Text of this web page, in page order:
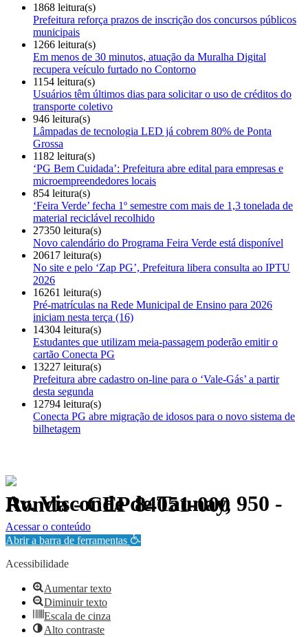
1868 leitura(s)
Prefeitura reforça prazos de inscrição dos concursos públicos
municipais
1266 leitura(s)
Em menos de 30 minutos, atuação da Muralha Digital
recupera veículo furtado no Contorno
1154 leitura(s)
Usuários têm últimos dias para solicitar o uso de créditos do
transporte coletivo
946 leitura(s)
Lâmpadas de tecnologia LED já cobrem 80% de Ponta
Grossa
1182 leitura(s)
‘PG Bem Cuidada’: Prefeitura abre edital para empresas e
microempreendedores locais
854 leitura(s)
‘Feira Verde’ fecha 1º semestre com mais de 1,3 tonelada de
material reciclável recolhido
27350 leitura(s)
Novo calendário do Programa Feira Verde está disponível
20617 leitura(s)
No site e pelo ‘Zap PG’, Prefeitura libera consulta ao IPTU
2026
16261 leitura(s)
Pré-matrículas na Rede Municipal de Ensino para 2026
iniciam nesta terça (16)
14304 leitura(s)
Estudantes que utilizam meia-passagem poderão emitir o
cartão Conecta PG
13227 leitura(s)
Prefeitura abre cadastro on-line para o ‘Vale-Gás’ a partir
desta segunda
12794 leitura(s)
Conecta PG abre migração de idosos para o novo sistema de
bilhetagem
Av. Visconde de Taunay, 950 - Ronda - CEP 84051-000
Política de Privacidade.
Acessar o conteúdo
Abrir a barra de ferramentas
Acessibilidade
Aumentar texto
Diminuir texto
Escala de cinza
Alto contraste